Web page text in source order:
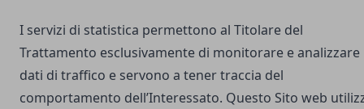
I servizi di statistica permettono al Titolare del
Trattamento esclusivamente di monitorare e analizzare
dati di traffico e servono a tener traccia del
comportamento dell’Interessato. Questo Sito web